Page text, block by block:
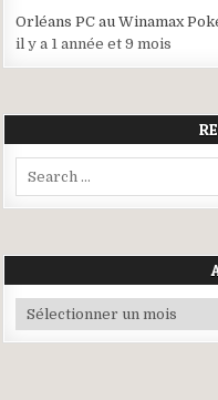
Orléans PC au Winamax
il y a 1 année et 9 mois
Archives